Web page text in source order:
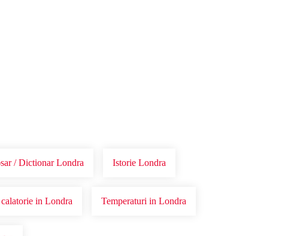
/ Dictionar Londra Istorie Londra
in Londra Temperaturi in Londra